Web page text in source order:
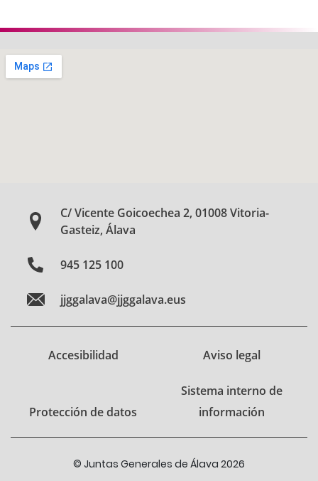
C/ Vicente Goicoechea 2, 01008 Vitoria-
Gasteiz, Álava
945 125 100
jjggalava@jjggalava.eus
Accesibilidad Aviso legal
Protección de datos
Sistema interno de
información
© Juntas Generales de Álava 2026